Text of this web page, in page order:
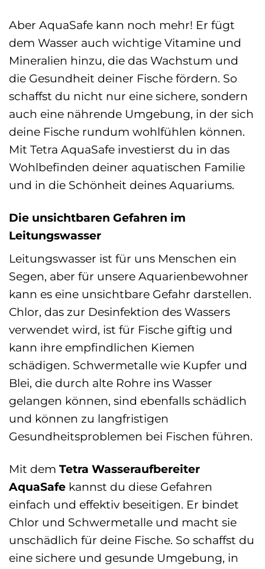
Aber AquaSafe kann noch mehr! Er fügt
dem Wasser auch wichtige Vitamine und
Mineralien hinzu, die das Wachstum und
die Gesundheit deiner Fische fördern. So
schaffst du nicht nur eine sichere, sondern
auch eine nährende Umgebung, in der sich
deine Fische rundum wohlfühlen können.
Mit Tetra AquaSafe investierst du in das
Wohlbefinden deiner aquatischen Familie
und in die Schönheit deines Aquariums.
Die unsichtbaren Gefahren im
Leitungswasser
Leitungswasser ist für uns Menschen ein
Segen, aber für unsere Aquarienbewohner
kann es eine unsichtbare Gefahr darstellen.
Chlor, das zur Desinfektion des Wassers
verwendet wird, ist für Fische giftig und
kann ihre empfindlichen Kiemen
schädigen. Schwermetalle wie Kupfer und
Blei, die durch alte Rohre ins Wasser
gelangen können, sind ebenfalls schädlich
und können zu langfristigen
Gesundheitsproblemen bei Fischen führen.
Mit dem Tetra Wasseraufbereiter
AquaSafe kannst du diese Gefahren
einfach und effektiv beseitigen. Er bindet
Chlor und Schwermetalle und macht sie
unschädlich für deine Fische. So schaffst du
eine sichere und gesunde Umgebung, in